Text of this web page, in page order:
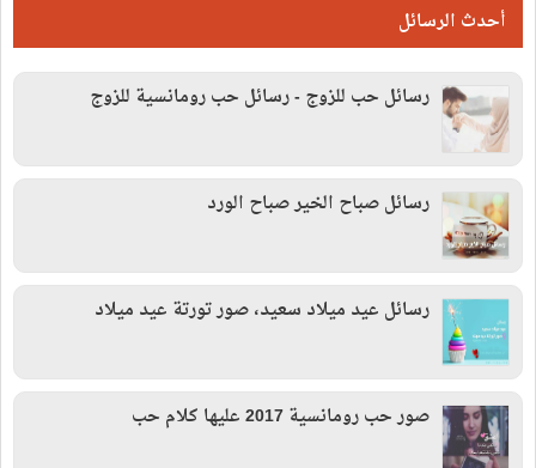
أحدث الرسائل
رسائل حب للزوج - رسائل حب رومانسية للزوج
رسائل صباح الخير صباح الورد
رسائل عيد ميلاد سعيد، صور تورتة عيد ميلاد
صور حب رومانسية 2017 عليها كلام حب